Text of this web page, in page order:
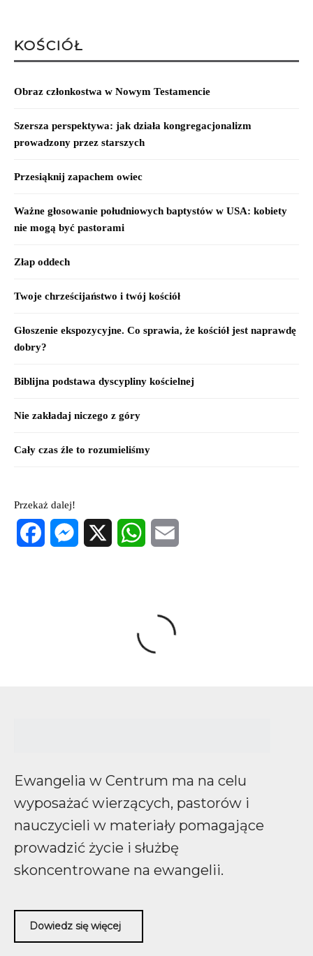
KOŚCIÓŁ
Obraz członkostwa w Nowym Testamencie
Szersza perspektywa: jak działa kongregacjonalizm
prowadzony przez starszych
Przesiąknij zapachem owiec
Ważne głosowanie południowych baptystów w USA: kobiety
nie mogą być pastorami
Złap oddech
Twoje chrześcijaństwo i twój kościół
Głoszenie ekspozycyjne. Co sprawia, że kościół jest naprawdę
dobry?
Biblijna podstawa dyscypliny kościelnej
Nie zakładaj niczego z góry
Cały czas źle to rozumieliśmy
Przekaż dalej!
Ewangelia w Centrum ma na celu
wyposażać wierzących, pastorów i
nauczycieli w materiały pomagające
prowadzić życie i służbę
skoncentrowane na ewangelii.
Dowiedz się więcej